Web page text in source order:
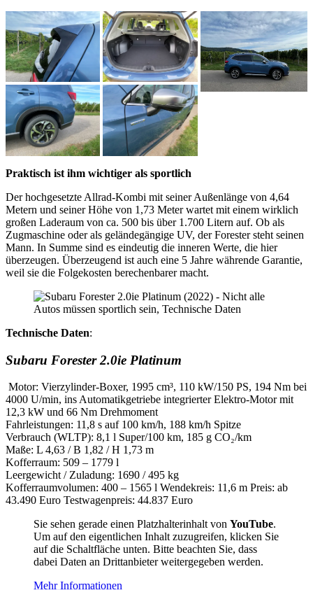
Praktisch ist ihm wichtiger als sportlich
Der hochgesetzte Allrad-Kombi mit seiner Außenlänge von 4,64
Metern und seiner Höhe von 1,73 Meter wartet mit einem wirklich
großen Laderaum von ca. 500 bis über 1.700 Litern auf. Ob als
Zugmaschine oder als geländegängige UV, der Forester steht seinen
Mann. In Summe sind es eindeutig die inneren Werte, die hier
überzeugen. Überzeugend ist auch eine 5 Jahre währende Garantie,
weil sie die Folgekosten berechenbarer macht.
Technische Daten:
Subaru Forester 2.0ie Platinum
Motor: Vierzylinder-Boxer, 1995 cm³, 110 kW/150 PS, 194 Nm bei
4000 U/min, ins Automatikgetriebe integrierter Elektro-Motor mit
12,3 kW und 66 Nm Drehmoment
Fahrleistungen: 11,8 s auf 100 km/h, 188 km/h Spitze
Verbrauch (WLTP): 8,1 l Super/100 km, 185 g CO₂/km
Maße: L 4,63 / B 1,82 / H 1,73 m
Kofferraum: 509 – 1779 l
Leergewicht / Zuladung: 1690 / 495 kg
Kofferraumvolumen: 400 – 1565 l Wendekreis: 11,6 m Preis: ab
43.490 Euro Testwagenpreis: 44.837 Euro
Sie sehen gerade einen Platzhalterinhalt von YouTube.
Um auf den eigentlichen Inhalt zuzugreifen, klicken Sie
auf die Schaltfläche unten. Bitte beachten Sie, dass
dabei Daten an Drittanbieter weitergegeben werden.
Mehr Informationen